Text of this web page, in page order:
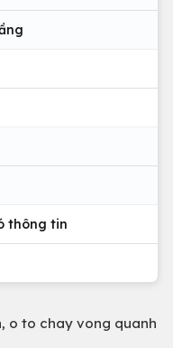
thông tin
o to chay vong quanh